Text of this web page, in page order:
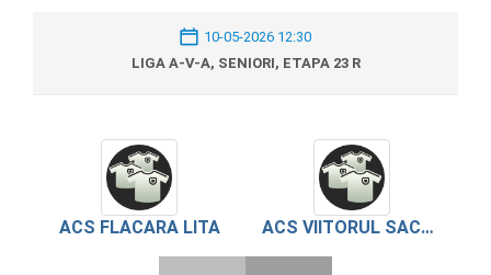
10-05-2026 12:30
LIGA A-V-A, SENIORI, ETAPA 23 R
ACS FLACARA LITA ACS VIITORUL SACENI